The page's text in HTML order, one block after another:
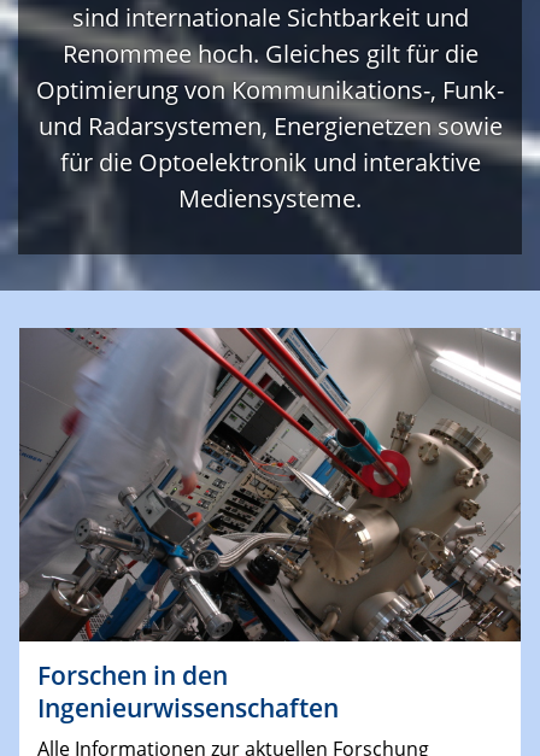
sind internationale Sichtbarkeit und
Renommee hoch. Gleiches gilt für die
Optimierung von Kommunikations-, Funk-
und Radarsystemen, Energienetzen sowie
für die Optoelektronik und interaktive
Mediensysteme.​
Forschen in den
Ingenieurwissenschaften
Alle Informationen zur aktuellen Forschung